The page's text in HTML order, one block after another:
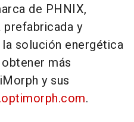
de PHNIX,
prefabricada y
solución energética
más
y sus
.